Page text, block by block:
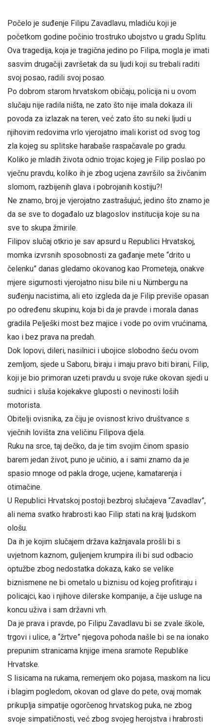
Počelo je suđenje Filipu Zavadlavu, mladiću koji je
početkom godine počinio trostruko ubojstvo u gradu Splitu.
Ova tragedija, koja je tragična jedino po Filipa, mogla je imati
sasvim drugačiji završetak da su ljudi koji su trebali raditi
svoj posao, radili svoj posao.
Po dobrom starom hrvatskom običaju, policija ni u ovom
slučaju nije radila ništa, ne zato što nije imala dokaza ili
povoda za izlazak na teren, već zato što su neki ljudi u
njihovim redovima vrlo vjerojatno imali korist od svog tog
zla kojeg su splitske harabaše raspačavale po gradu.
Koliko je mladih života odnio trojac kojeg je Filip poslao po
vječnu pravdu, koliko ih je zbog ucjena završilo sa živčanim
slomom, razbijenih glava i pobrojanih kostiju?!
Ne znamo, broj je vjerojatno zastrašujuć, jedino što znamo je
da se sve to događalo uz blagoslov institucija koje su na
sve to skupa žmirile.
Filipov slučaj otkrio je sav apsurd u Republici Hrvatskoj,
momka izvrsnih sposobnosti za gađanje mete “drito u
čelenku” danas gledamo okovanog kao Prometeja, onakve
mjere sigurnosti vjerojatno nisu bile ni u Nürnbergu na
suđenju nacistima, ali eto izgleda da je Filip previše opasan
po određenu skupinu, koja bi da je pravde i morala danas
gradila Pelješki most bez majice i vode po ovim vrućinama,
kao i bez prava na predah.
Dok lopovi, dileri, nasilnici i ubojice slobodno šeću ovom
zemljom, sjede u Saboru, biraju i imaju pravo biti birani, Filip,
koji je bio primoran uzeti pravdu u svoje ruke okovan sjedi u
sudnici i sluša kojekakve gluposti o nevinosti loših
motorista.
Obitelji ovisnika, za čiju je ovisnost krivo društvance s
vječnih lovišta zna veličinu Filipova djela.
Ruku na srce, taj dečko, da je tim svojim činom spasio
barem jedan život, puno je učinio, a i sami znamo da je
spasio mnoge od pakla droge, ucjene, kamatarenja i
otimačine.
U Republici Hrvatskoj postoji bezbroj slučajeva “Zavadlav”,
ali nema svatko hrabrosti kao Filip stati na kraj ljudskom
ološu.
Da ih je kojim slučajem država kažnjavala prošli bi s
uvjetnom kaznom, guljenjem krumpira ili bi sud odbacio
optužbe zbog nedostatka dokaza, kako se velike
biznismene ne bi ometalo u biznisu od kojeg profitiraju i
policajci, kao i njihove dilerske kompanije, a čije usluge na
koncu uživa i sam državni vrh.
Da je prava i pravde, po Filipu Zavadlavu bi se zvale škole,
trgovi i ulice, a “žrtve” njegova pohoda našle bi se na ionako
prepunim stranicama knjige imena sramote Republike
Hrvatske.
S lisicama na rukama, remenjem oko pojasa, maskom na licu
i blagim pogledom, okovan od glave do pete, ovaj momak
prikuplja simpatije ogorčenog hrvatskog puka, ne zbog
svoje simpatičnosti, već zbog svojeg herojstva i hrabrosti